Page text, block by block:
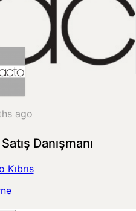
ago
Danışmanı
Kıbrıs